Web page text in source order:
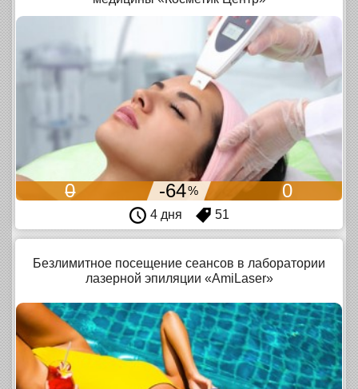
0 -64% 0
4 дня 51
Безлимитное посещение сеансов в лаборатории
лазерной эпиляции «AmiLaser»